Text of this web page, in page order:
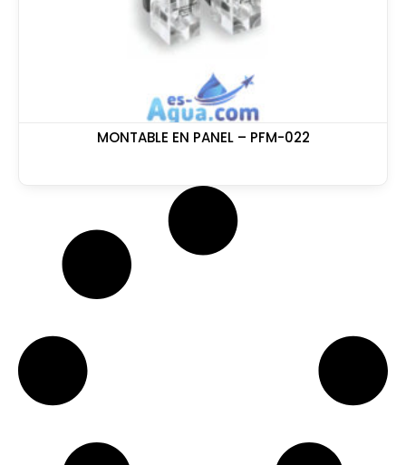
MONTABLE EN PANEL – PFM-022